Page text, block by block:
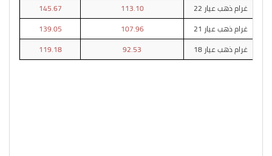
غرام ذهب عيار 22
113.10
145.67
غرام ذهب عيار 21
107.96
139.05
غرام ذهب عيار 18
92.53
119.18